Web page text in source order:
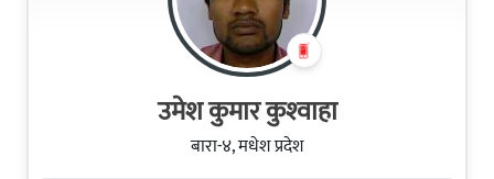
उमेश कुमार कुश्‍वाहा
बारा-४, मधेश प्रदेश